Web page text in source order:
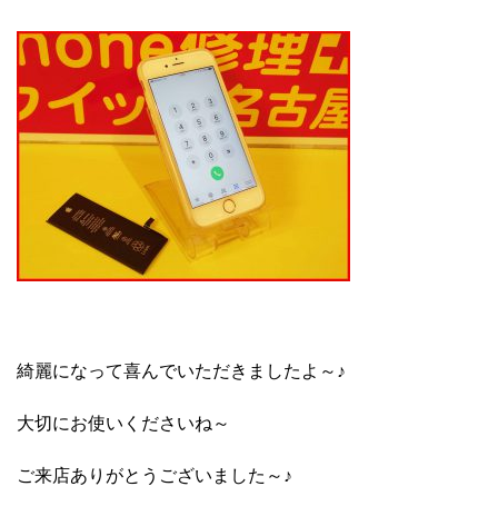
綺麗になって喜んでいただきましたよ～♪
大切にお使いくださいね～
ご来店ありがとうございました～♪